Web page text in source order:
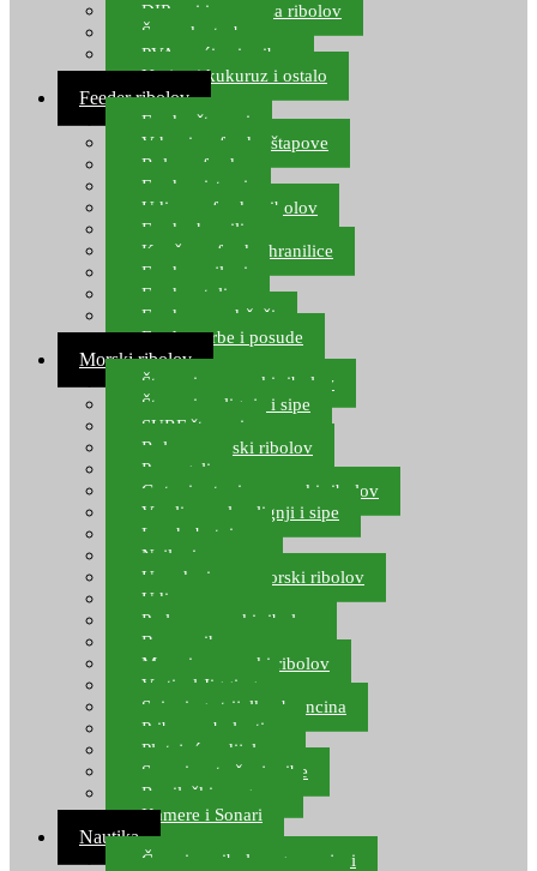
DIP-ovi i arome za ribolov
Šaranske torbe
PVA vrećice i pribor
Umjetni kukuruz i ostalo
Feeder ribolov
Feeder štapovi
Vrhovi za feeder štapove
Role za feeder
Feeder sistemi
Udice za feeder ribolov
Feeder hranilice
Kopče za feeder hranilice
Feeder najloni
Feeder stolice
Feeder arm držači
Feeder torbe i posude
Morski ribolov
Štapovi za morski ribolov
Štapovi za lignje i sipe
SURF štapovi
Role za morski ribolov
Parangali
Gotovi setovi za morski ribolov
Varalice za lov lignji i sipe
Lov hobotnice
Najloni za more
Upredenice za morski ribolov
Udice za more
Perle za morski ribolov
Brum prihrana za more
Mamci za morski ribolov
Vertical Jigging
Spinning strijelke, brancina
Pribor za bolentino
Plutajuća odijela
Sonari za traženje ribe
Ronilački program
Kamere i Sonari
Nautika
Čamci za ribolov, gumenjaci